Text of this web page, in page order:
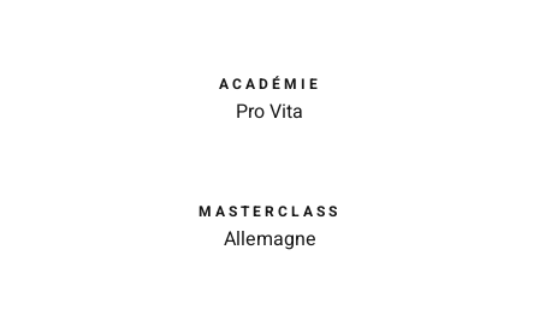
ACADÉMIE
Pro Vita
MASTERCLASS
Allemagne